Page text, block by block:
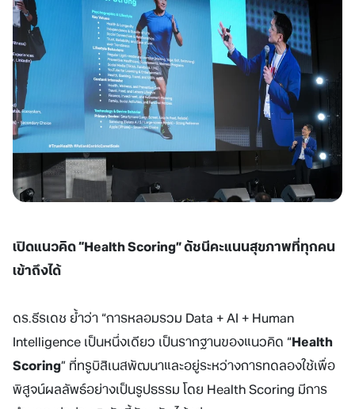
เปิดแนวคิด “Health Scoring” ดัชนีคะแนนสุขภาพที่ทุกคน
เข้าถึงได้
ดร.ธีรเดช ย้ำว่า “การหลอมรวม Data + AI + Human
Intelligence เป็นหนึ่งเดียว เป็นรากฐานของแนวคิด “Health
Scoring” ที่ทรูบิสิเนสพัฒนาและอยู่ระหว่างการทดลองใช้เพื่อ
พิสูจน์ผลลัพธ์อย่างเป็นรูปธรรม โดย Health Scoring มีการ